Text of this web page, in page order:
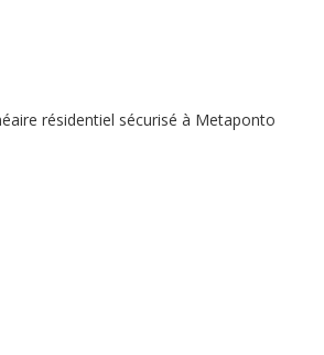
résidentiel sécurisé à Metaponto